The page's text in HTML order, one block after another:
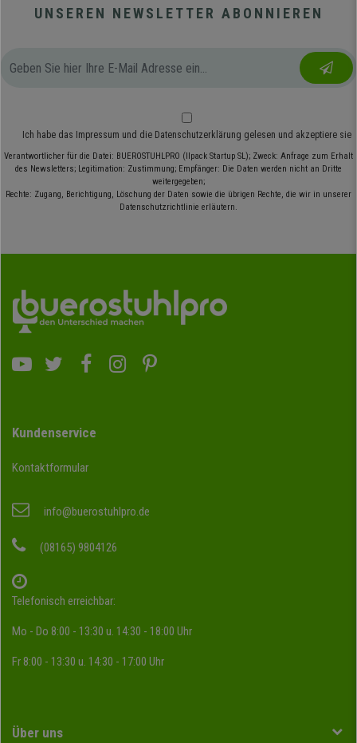
UNSEREN NEWSLETTER ABONNIEREN
Ich habe das Impressum und die Datenschutzerklärung gelesen und akzeptiere sie
Verantwortlicher für die Datei: BUEROSTUHLPRO (Ilpack Startup SL); Zweck: Anfrage zum Erhalt
des Newsletters; Legitimation: Zustimmung; Empfänger: Die Daten werden nicht an Dritte
weitergegeben;
Rechte: Zugang, Berichtigung, Löschung der Daten sowie die übrigen Rechte, die wir in unserer
Datenschutzrichtlinie erläutern.
Kundenservice
Kontaktformular
info@buerostuhlpro.de
(08165) 9804126
Telefonisch erreichbar:
Mo - Do 8:00 - 13:30 u. 14:30 - 18:00 Uhr
Fr 8:00 - 13:30 u. 14:30 - 17:00 Uhr
Über uns